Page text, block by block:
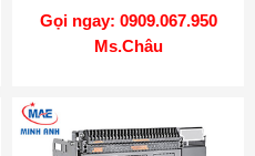
Gọi ngay: 0909.067.950
Ms.Châu